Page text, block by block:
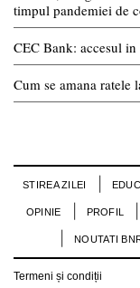
timpul pandemiei de
CEC Bank: accesul
Cum se amana ratele
STIREA ZILEI
OPINIE PROFIL
NOUTATI
Termeni și condiții